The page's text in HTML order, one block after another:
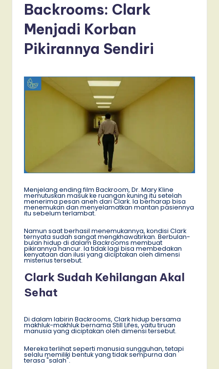
Backrooms: Clark
Menjadi Korban
Pikirannya Sendiri
Menjelang ending film Backroom, Dr. Mary Kline
memutuskan masuk ke ruangan kuning itu setelah
menerima pesan aneh dari Clark. Ia berharap bisa
menemukan dan menyelamatkan mantan pasiennya
itu sebelum terlambat.
Namun saat berhasil menemukannya, kondisi Clark
ternyata sudah sangat mengkhawatirkan. Berbulan-
bulan hidup di dalam Backrooms membuat
pikirannya hancur. Ia tidak lagi bisa membedakan
kenyataan dan ilusi yang diciptakan oleh dimensi
misterius tersebut.
Clark Sudah Kehilangan Akal
Sehat
Di dalam labirin Backrooms, Clark hidup bersama
makhluk-makhluk bernama Still Lifes, yaitu tiruan
manusia yang diciptakan oleh dimensi tersebut.
Mereka terlihat seperti manusia sungguhan, tetapi
selalu memiliki bentuk yang tidak sempurna dan
terasa "salah".